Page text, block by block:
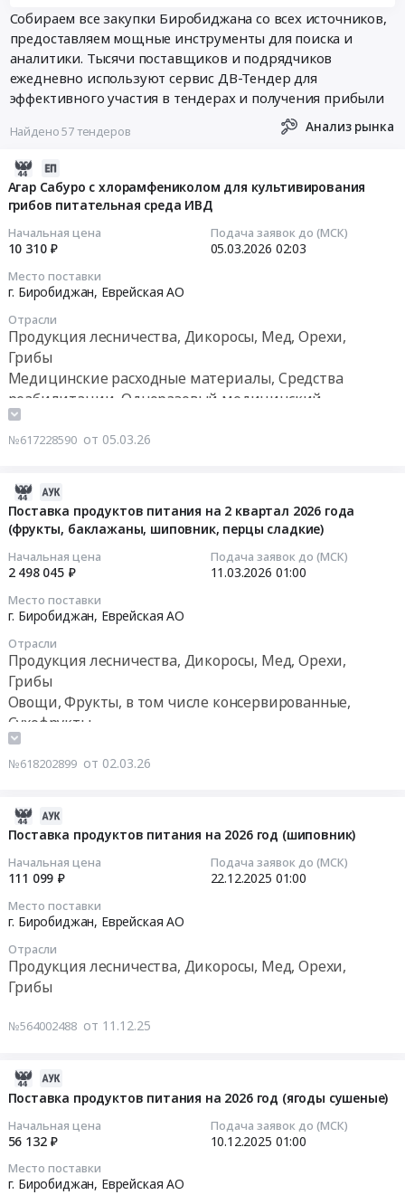
Собираем все закупки Биробиджана со всех источников,
предоставляем мощные инструменты для поиска и
аналитики. Тысячи поставщиков и подрядчиков
ежедневно используют сервис ДВ-Тендер для
эффективного участия в тендерах и получения прибыли
Найдено 57 тендеров Анализ рынка
Агар Сабуро с хлорамфениколом для культивирования
грибов питательная среда ИВД
Начальная цена
10 310 ₽
Подача заявок до (МСК)
05.03.2026 02:03
Место поставки
г. Биробиджан, Еврейская АО
Отрасли
Продукция лесничества, Дикоросы, Мед, Орехи,
Грибы
Медицинские расходные материалы, Средства
реабилитации, Одноразовый медицинский
инструмент
Фармацевтические и лекарственные средства
№617228590 от 05.03.26
Поставка продуктов питания на 2 квартал 2026 года
(фрукты, баклажаны, шиповник, перцы сладкие)
Начальная цена
2 498 045 ₽
Подача заявок до (МСК)
11.03.2026 01:00
Место поставки
г. Биробиджан, Еврейская АО
Отрасли
Продукция лесничества, Дикоросы, Мед, Орехи,
Грибы
Овощи, Фрукты, в том числе консервированные,
Сухофрукты
№618202899 от 02.03.26
Поставка продуктов питания на 2026 год (шиповник)
Начальная цена
111 099 ₽
Подача заявок до (МСК)
22.12.2025 01:00
Место поставки
г. Биробиджан, Еврейская АО
Отрасли
Продукция лесничества, Дикоросы, Мед, Орехи,
Грибы
№564002488 от 11.12.25
Поставка продуктов питания на 2026 год (ягоды сушеные)
Начальная цена
56 132 ₽
Подача заявок до (МСК)
10.12.2025 01:00
Место поставки
г. Биробиджан, Еврейская АО